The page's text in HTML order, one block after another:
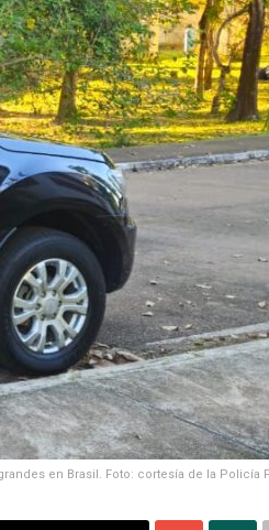
en Brasil. Foto: cortesía de la Policía